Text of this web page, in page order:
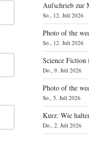
Aufschrieb zur
So., 12. Juli 2026
Photo of the
So., 12. Juli 2026
Science
Do., 9. Juli 2026
Photo of the
So., 5. Juli 2026
Kurz: Wie
Do., 2. Juli 2026